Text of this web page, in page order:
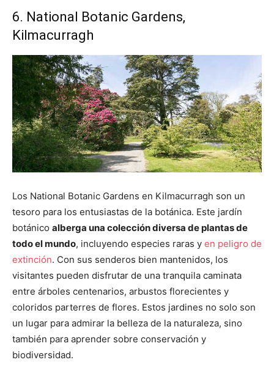
6. National Botanic Gardens,
Kilmacurragh
Los National Botanic Gardens en Kilmacurragh son un
tesoro para los entusiastas de la botánica. Este jardín
botánico alberga una colección diversa de plantas de
todo el mundo, incluyendo especies raras y en peligro de
extinción. Con sus senderos bien mantenidos, los
visitantes pueden disfrutar de una tranquila caminata
entre árboles centenarios, arbustos florecientes y
coloridos parterres de flores. Estos jardines no solo son
un lugar para admirar la belleza de la naturaleza, sino
también para aprender sobre conservación y
biodiversidad.